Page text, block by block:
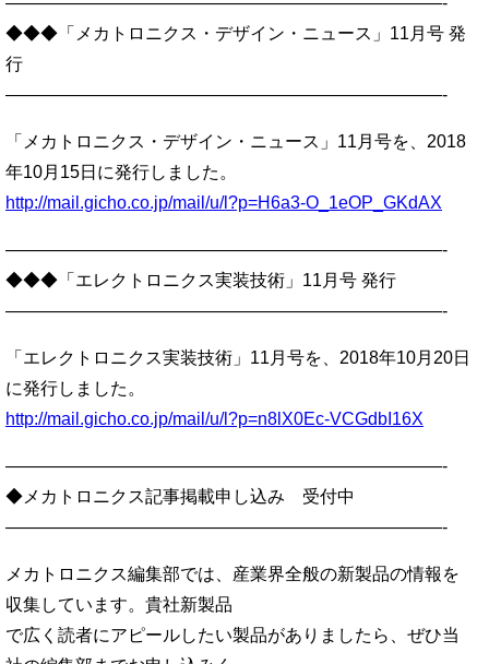
◆◆◆「メカトロニクス・デザイン・ニュース」11月号 発
行
—————————————————————————-
「メカトロニクス・デザイン・ニュース」11月号を、2018
年10月15日に発行しました。
http://mail.gicho.co.jp/mail/u/l?p=H6a3-O_1eOP_GKdAX
—————————————————————————-
◆◆◆「エレクトロニクス実装技術」11月号 発行
—————————————————————————-
「エレクトロニクス実装技術」11月号を、2018年10月20日
に発行しました。
http://mail.gicho.co.jp/mail/u/l?p=n8lX0Ec-VCGdbI16X
—————————————————————————-
◆メカトロニクス記事掲載申し込み 受付中
—————————————————————————-
メカトロニクス編集部では、産業界全般の新製品の情報を
収集しています。貴社新製品
で広く読者にアピールしたい製品がありましたら、ぜひ当